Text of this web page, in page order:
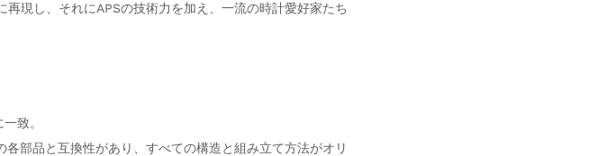
現し、それにAPSの技術力を加え、一流の時計愛好家たち
致。
部品と互換性があり、すべての構造と組み立て方法がオリ